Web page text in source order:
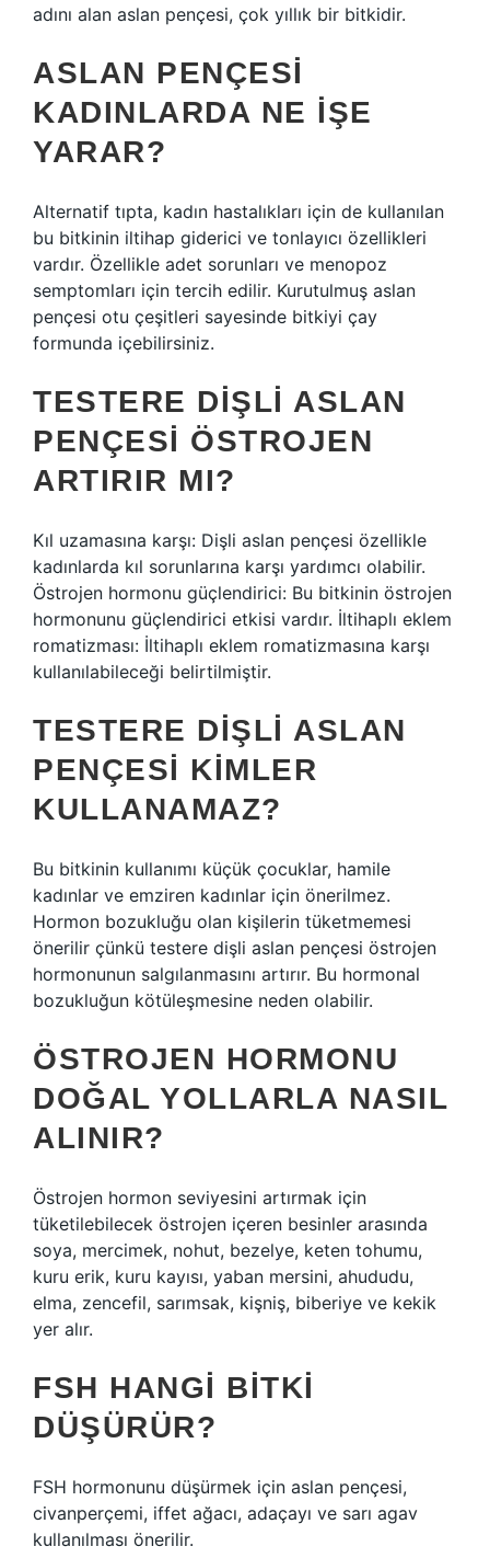
adını alan aslan pençesi, çok yıllık bir bitkidir.
ASLAN PENÇESI
KADINLARDA NE IŞE
YARAR?
Alternatif tıpta, kadın hastalıkları için de kullanılan
bu bitkinin iltihap giderici ve tonlayıcı özellikleri
vardır. Özellikle adet sorunları ve menopoz
semptomları için tercih edilir. Kurutulmuş aslan
pençesi otu çeşitleri sayesinde bitkiyi çay
formunda içebilirsiniz.
TESTERE DIŞLI ASLAN
PENÇESI ÖSTROJEN
ARTIRIR MI?
Kıl uzamasına karşı: Dişli aslan pençesi özellikle
kadınlarda kıl sorunlarına karşı yardımcı olabilir.
Östrojen hormonu güçlendirici: Bu bitkinin östrojen
hormonunu güçlendirici etkisi vardır. İltihaplı eklem
romatizması: İltihaplı eklem romatizmasına karşı
kullanılabileceği belirtilmiştir.
TESTERE DIŞLI ASLAN
PENÇESI KIMLER
KULLANAMAZ?
Bu bitkinin kullanımı küçük çocuklar, hamile
kadınlar ve emziren kadınlar için önerilmez.
Hormon bozukluğu olan kişilerin tüketmemesi
önerilir çünkü testere dişli aslan pençesi östrojen
hormonunun salgılanmasını artırır. Bu hormonal
bozukluğun kötüleşmesine neden olabilir.
ÖSTROJEN HORMONU
DOĞAL YOLLARLA NASIL
ALINIR?
Östrojen hormon seviyesini artırmak için
tüketilebilecek östrojen içeren besinler arasında
soya, mercimek, nohut, bezelye, keten tohumu,
kuru erik, kuru kayısı, yaban mersini, ahududu,
elma, zencefil, sarımsak, kişniş, biberiye ve kekik
yer alır.
FSH HANGI BITKI
DÜŞÜRÜR?
FSH hormonunu düşürmek için aslan pençesi,
civanperçemi, iffet ağacı, adaçayı ve sarı agav
kullanılması önerilir.